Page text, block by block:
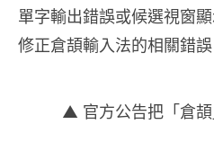
單字輸出錯誤或候選視窗
修正倉頡輸入法的相關錯誤
▲ 官方公告把「倉頡